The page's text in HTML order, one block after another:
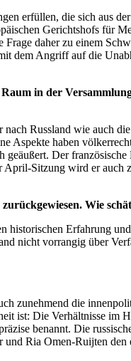
erfüllen, die sich aus
Gerichtshofs für
daher zu einem
dem Angriff auf die
in der
Russland wie auch
Aspekte haben
geäußert. Der
Sitzung wird er auch
Wie
historischen Erfahrung
nicht vorrangig über
zunehmend die
ist: Die Verhältnisse im
benannt. Die
Ria Omen-Ruijten